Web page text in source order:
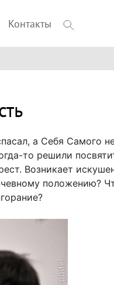
Контакты
а Себя Самого
то решили
Возникает
положению?